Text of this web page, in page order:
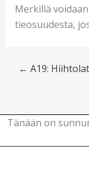
Merkillä
tieosuudesta,
← A19:
Tänään on